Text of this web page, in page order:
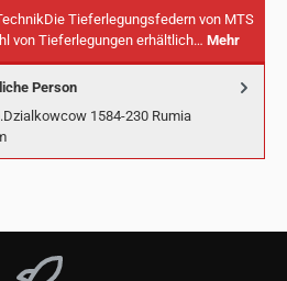
Tieferlegungsfedern von MTS
von Tieferlegungen erhältlich… Mehr
Person
1584-230 Rumia